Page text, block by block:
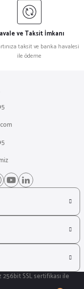
ve Taksit İmkanı
taksit ve banka havalesi
ile ödeme
256bit SSL sertifikası ile